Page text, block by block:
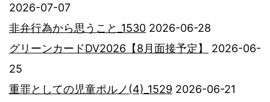
2026-07-07
非弁行為から思うこと_1530 2026-06-28
グリーンカードDV2026【8月面接予定】
2026-06-
25
重罪としての児童ポルノ(4)_1529 2026-06-21